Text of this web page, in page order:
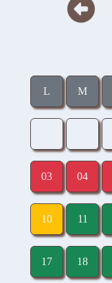
L M
03 04
10 11
17 18